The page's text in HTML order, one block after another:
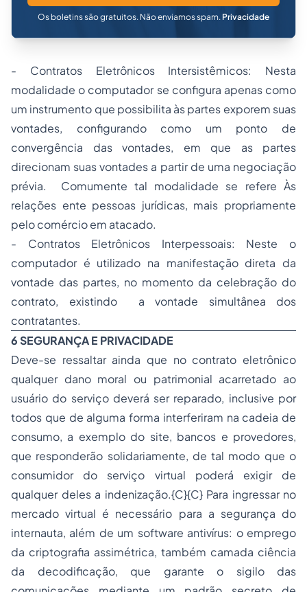
Os boletins são gratuitos. Não enviamos spam. Privacidade
- Contratos Eletrônicos Intersistêmicos: Nesta
modalidade o computador se configura apenas como
um instrumento que possibilita às partes exporem suas
vontades, configurando como um ponto de
convergência das vontades, em que as partes
direcionam suas vontades a partir de uma negociação
prévia. Comumente tal modalidade se refere Às
relações ente pessoas jurídicas, mais propriamente
pelo comércio em atacado.
- Contratos Eletrônicos Interpessoais: Neste o
computador é utilizado na manifestação direta da
vontade das partes, no momento da celebração do
contrato, existindo a vontade simultânea dos
contratantes.
6 SEGURANÇA E PRIVACIDADE
Deve-se ressaltar ainda que no contrato eletrônico
qualquer dano moral ou patrimonial acarretado ao
usuário do serviço deverá ser reparado, inclusive por
todos que de alguma forma interferiram na cadeia de
consumo, a exemplo do site, bancos e provedores,
que responderão solidariamente, de tal modo que o
consumidor do serviço virtual poderá exigir de
qualquer deles a indenização.{C}{C} Para ingressar no
mercado virtual é necessário para a segurança do
internauta, além de um software antivírus: o emprego
da criptografia assimétrica, também camada ciência
da decodificação, que garante o sigilo das